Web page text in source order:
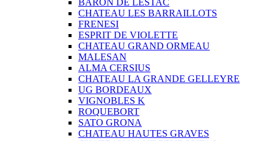
BARON DE LESTAC
CHATEAU LES BARRAILLOTS
FRENESI
ESPRIT DE VIOLETTE
CHATEAU GRAND ORMEAU
MALESAN
ALMA CERSIUS
CHATEAU LA GRANDE GELLEYRE
UG BORDEAUX
VIGNOBLES K
ROQUEBORT
SATO GRONA
CHATEAU HAUTES GRAVES